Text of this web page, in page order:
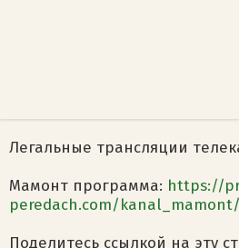
Легальные трансляции
Мамонт программа: https://
peredach.com/
Поделитесь ссылкой на эту